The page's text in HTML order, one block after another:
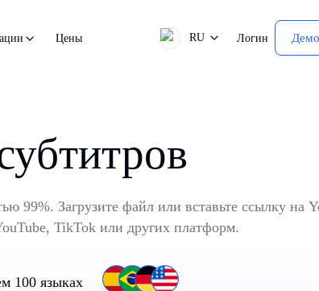
Цены RU Логин Демо
99%. Загрузите файл или вставьте ссылку на
TikTok или других платформ.
100 языках